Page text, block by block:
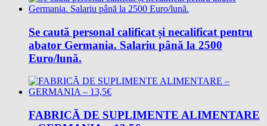
Se caută personal calificat și necalificat pentru
abator Germania. Salariu până la 2500
Euro/lună.
FABRICĂ DE SUPLIMENTE ALIMENTARE